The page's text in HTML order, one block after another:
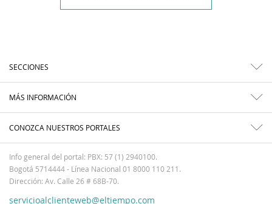
SECCIONES
MÁS INFORMACIÓN
CONOZCA NUESTROS PORTALES
Info general del portal: PBX: 57 (1) 2940100.
Bogotá 5714444 - Línea Nacional 01 8000 110 211.
Dirección: Av. Calle 26 # 68B-70.
servicioalclienteweb@eltiempo.com